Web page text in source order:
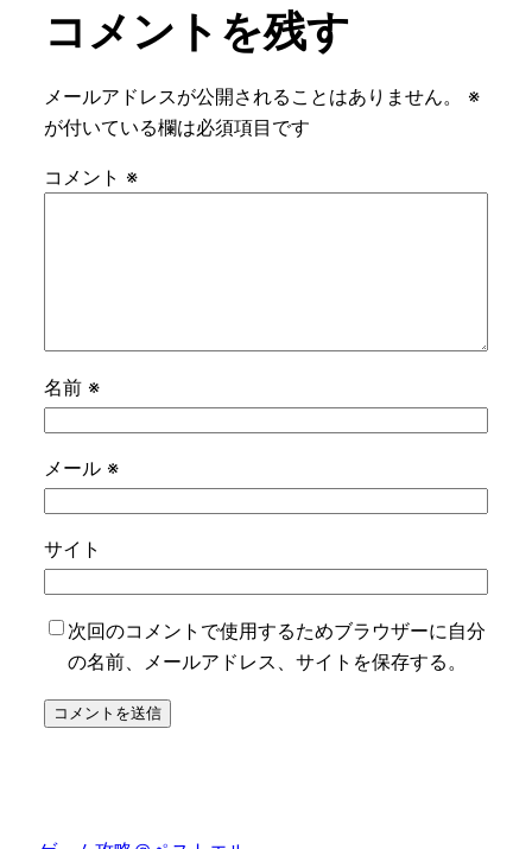
コメントを残す
メールアドレスが公開されることはありません。
※
が付いている欄は必須項目です
コメント ※
名前 ※
メール ※
サイト
次回のコメントで使用するためブラウザーに自分
の名前、メールアドレス、サイトを保存する。